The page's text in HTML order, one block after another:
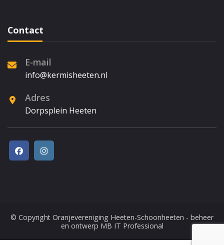
Contact
E-mail
info@kermisheeten.nl
Adres
Dorpsplein Heeten
© Copyright Oranjevereniging Heeten-Schoonheeten - beheer
en ontwerp MB IT Professional